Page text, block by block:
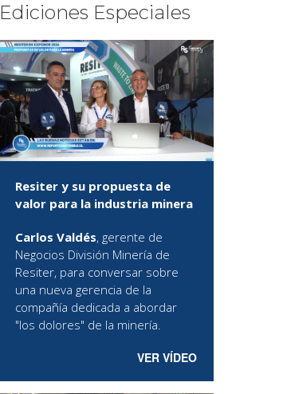
Ediciones Especiales
Resiter y su propuesta de
valor para la industria minera
Carlos Valdés, gerente de
Negocios División Minería de
Resiter, para conversar sobre
una nueva gerencia de la
compañía dedicada a abordar
"los dolores" de la minería.
VER VÍDEO